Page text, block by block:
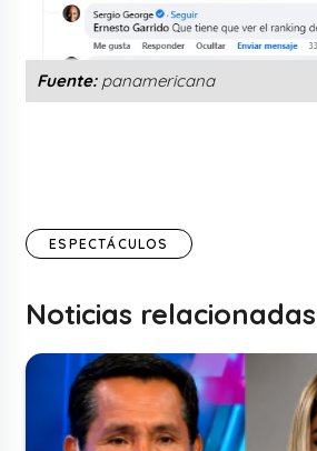
Fuente:panamericana
ESPECTÁCULOS
Noticias relacionadas